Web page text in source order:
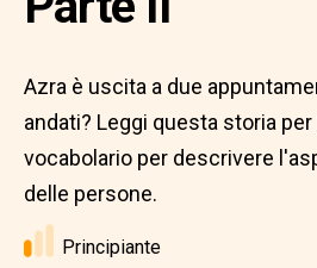
Azra è uscita a due
andati? Leggi questa storia per
vocabolario per descrivere
delle persone.
Principiante